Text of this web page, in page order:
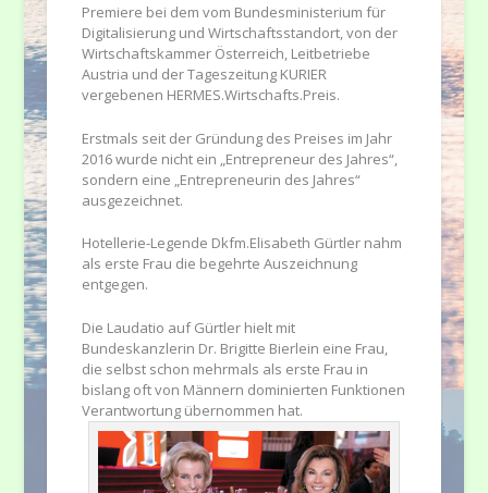
Premiere bei dem vom Bundesministerium für
Digitalisierung und Wirtschaftsstandort, von der
Wirtschaftskammer Österreich, Leitbetriebe
Austria und der Tageszeitung KURIER
vergebenen HERMES.Wirtschafts.Preis.
Erstmals seit der Gründung des Preises im Jahr
2016 wurde nicht ein „Entrepreneur des Jahres“,
sondern eine „Entrepreneurin des Jahres“
ausgezeichnet.
Hotellerie-Legende Dkfm.Elisabeth Gürtler nahm
als erste Frau die begehrte Auszeichnung
entgegen.
Die Laudatio auf Gürtler hielt mit
Bundeskanzlerin Dr. Brigitte Bierlein eine Frau,
die selbst schon mehrmals als erste Frau in
bislang oft von Männern dominierten Funktionen
Verantwortung übernommen hat.